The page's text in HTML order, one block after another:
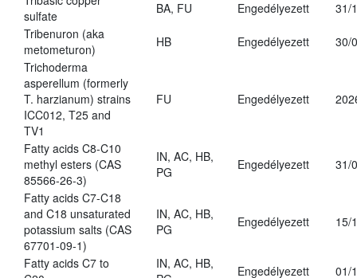
sulfate
BA, FU Engedélyezett
31/
Tribenuron (aka
metometuron)
HB Engedélyezett
30/
Trichoderma
asperellum (formerly
T. harzianum) strains
ICC012, T25 and
TV1
FU Engedélyezett
Fatty acids C8-C10
methyl esters (CAS
85566-26-3)
IN, AC, HB,
PG
Engedélyezett 31/
Fatty acids C7-C18
and C18 unsaturated
potassium salts (CAS
67701-09-1)
IN, AC, HB,
PG
Engedélyezett 15/
Fatty acids C7 to
IN, AC, HB,
Engedélyezett
01/